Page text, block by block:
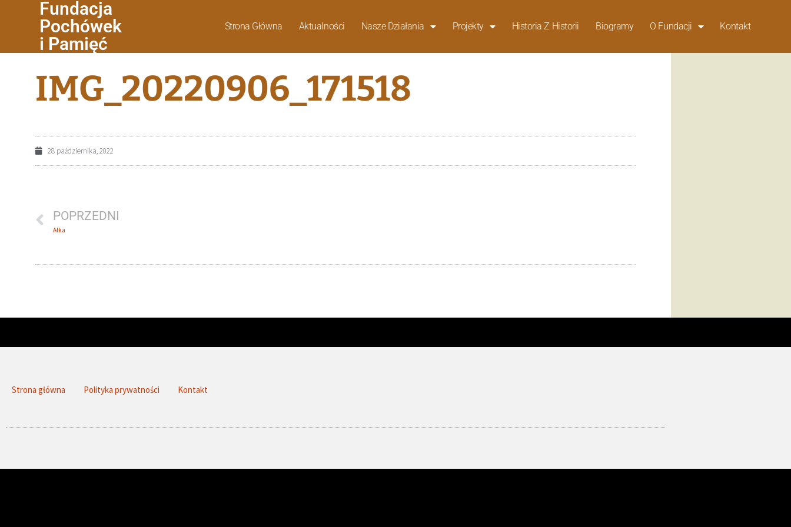
Fundacja
Pochówek
i Pamięć
Strona Główna Aktualności Nasze Działania Projekty Historia Z Historii Biogramy O Fundacji Kontakt
IMG_20220906_171518
28 października, 2022
POPRZEDNI
Ałka
Strona główna Polityka prywatności Kontakt